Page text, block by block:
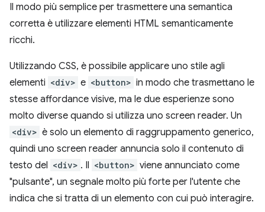
Il modo più semplice per trasmettere una semantica
corretta è utilizzare elementi HTML semanticamente
ricchi.
Utilizzando CSS, è possibile applicare uno stile agli
elementi <div> e <button> in modo che trasmettano le
stesse affordance visive, ma le due esperienze sono
molto diverse quando si utilizza uno screen reader. Un
<div> è solo un elemento di raggruppamento generico,
quindi uno screen reader annuncia solo il contenuto di
testo del <div> . Il <button> viene annunciato come
"pulsante", un segnale molto più forte per l'utente che
indica che si tratta di un elemento con cui può interagire.